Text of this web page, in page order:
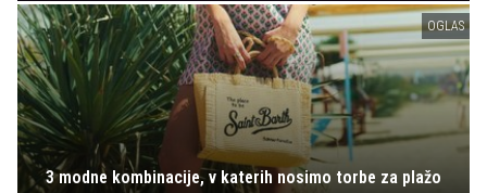
OGLAS
3 modne kombinacije, v katerih nosimo torbe za plažo